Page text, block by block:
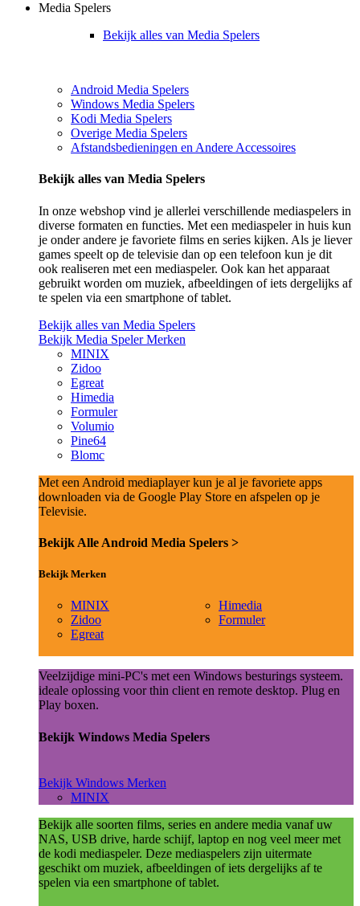
Media Spelers
Bekijk alles van Media Spelers
Android Media Spelers
Windows Media Spelers
Kodi Media Spelers
Overige Media Spelers
Afstandsbedieningen en Andere Accessoires
Bekijk alles van Media Spelers
In onze webshop vind je allerlei verschillende mediaspelers in
diverse formaten en functies. Met een mediaspeler in huis kun
je onder andere je favoriete films en series kijken. Als je liever
games speelt op de televisie dan op een telefoon kun je dit
ook realiseren met een mediaspeler. Ook kan het apparaat
gebruikt worden om muziek, afbeeldingen of iets dergelijks af
te spelen via een smartphone of tablet.
Bekijk alles van Media Spelers
Bekijk Media Speler Merken
MINIX
Zidoo
Egreat
Himedia
Formuler
Volumio
Pine64
Blomc
Met een Android mediaplayer kun je al je favoriete apps
downloaden via de Google Play Store en afspelen op je
Televisie.
Bekijk Alle Android Media Spelers >
Bekijk Merken
MINIX
Zidoo
Egreat
Himedia
Formuler
Veelzijdige mini-PC's met een Windows besturings systeem.
ideale oplossing voor thin client en remote desktop. Plug en
Play boxen.
Bekijk Windows Media Spelers
Bekijk Windows Merken
MINIX
Bekijk alle soorten films, series en andere media vanaf uw
NAS, USB drive, harde schijf, laptop en nog veel meer met
de kodi mediaspeler. Deze mediaspelers zijn uitermate
geschikt om muziek, afbeeldingen of iets dergelijks af te
spelen via een smartphone of tablet.